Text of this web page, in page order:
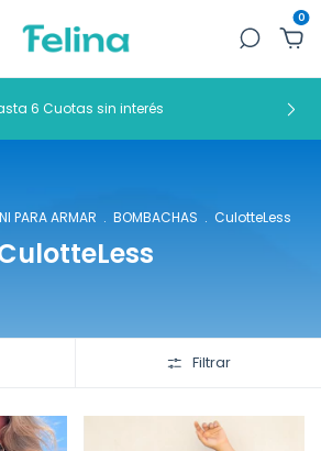
0
6 Cuotas sin interés
PARA ARMAR . BOMBACHAS . CulotteLess
Filtrar